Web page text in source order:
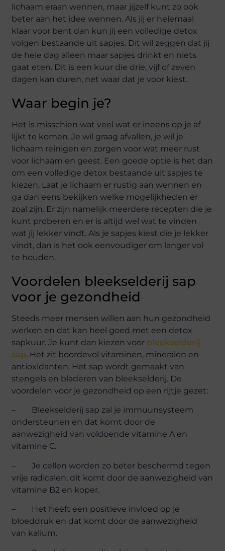
lichaam eraan wennen, maar jijzelf kunt zo ook
beter aan het idee wennen. Als jij er helemaal
klaar voor bent dan kun jij een volledige detox
volgen bestaande uit sapjes. Dit wil zeggen dat jij
de hele dag alleen maar sapjes drinkt en niets
gaat eten. Dit is een kuur die drie, vijf of zeven
dagen kan duren, net waar dat je voor kiest.
Waar begin je?
Het is misschien wat veel wat er ineens op je af
lijkt te komen. Je wil graag afvallen, je wil je
lichaam reinigen en zorgen voor wat meer rust
voor lichaam en geest. Een goede optie is het dan
om een volledige detox bestaande uit sapjes te
kiezen. Laat je lichaam er rustig aan wennen en
ga dan eens bekijken welke mogelijkheden er
zoal zijn. Er zijn namelijk meerdere recepten die je
kunt proberen en er is altijd wel wat te vinden
wat jij lekker vindt. Als je sapjes kiest die je lekker
vindt, dan is het ook eenvoudiger om langer vol
te houden.
Voordelen bleekselderij sap
voor je gezondheid
Steeds meer mensen willen aan hun gezondheid
werken en dat kan heel goed met een detox
sapkuur. Je kunt dan kiezen voor bleekselderij
sap. Het zit boordevol vitaminen, mineralen en
antioxidanten. Het sap wordt gemaakt van
stengels en bladeren van bleekselderij. De
voordelen voor je gezondheid op een rijtje gezet:
– Bleekselderij sap zal je immuunsysteem
ondersteunen en dat komt door de
aanwezigheid van voldoende vitamine A en
vitamine C.
– Je cellen worden zo beter beschermd tegen
vrije radicalen, dit komt door de aanwezigheid van
vitamine B2 en koper.
– Het heeft een positieve invloed op je
bloeddruk en dat komt door de aanwezigheid
van kalium.